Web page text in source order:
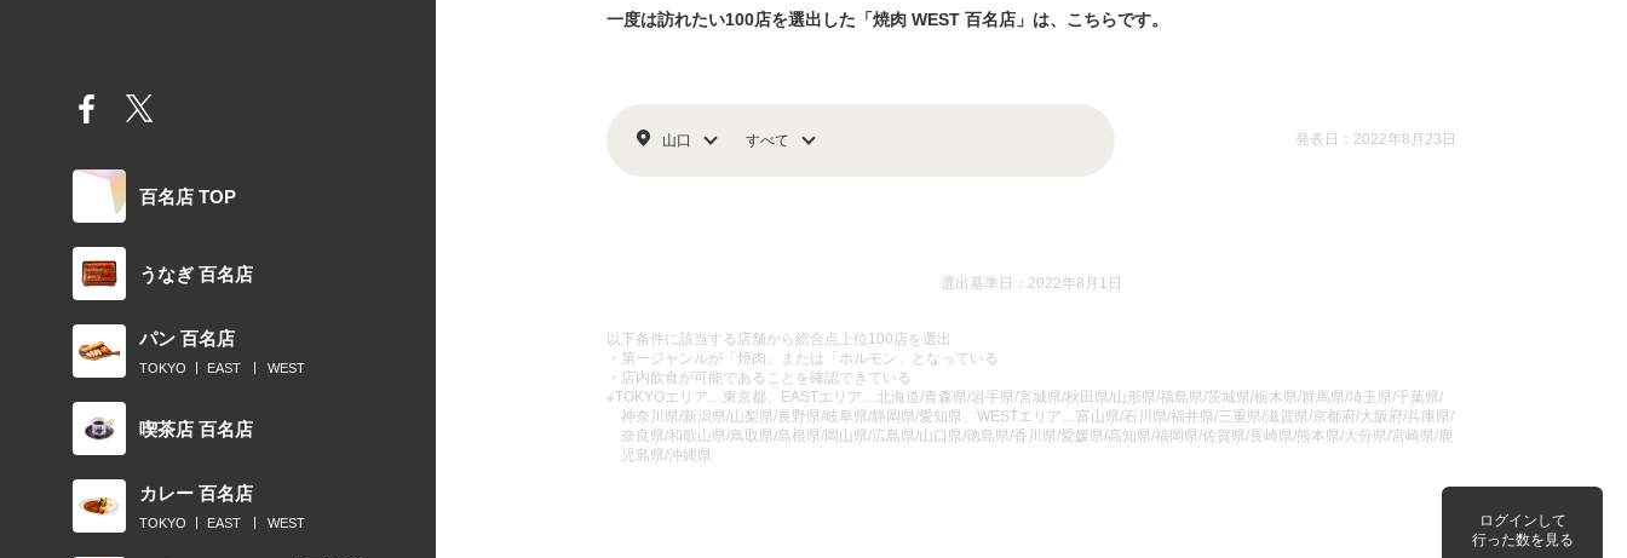
百名店 TOP
うなぎ 百名店
パン 百名店
TOKYO EAST WEST
喫茶店 百名店
カレー 百名店
TOKYO EAST WEST
一度は訪れたい100店を選出した「焼肉 WEST 百名店」は、こちらです。
山口 すべて 発表日：2022年8月23日
選出基準日：2022年8月1日
以下条件に該当する店舗から総合点上位100店を選出
・第一ジャンルが「焼肉」または「ホルモン」となっている
・店内飲食が可能であることを確認できている
※TOKYOエリア…東京都、EASTエリア…北海道/青森県/岩手県/宮城県/秋田県/山形県/福島県/茨城県/栃木県/群馬県/埼玉県/千葉県/
神奈川県/新潟県/山梨県/長野県/岐阜県/静岡県/愛知県、WESTエリア…富山県/石川県/福井県/三重県/滋賀県/京都府/大阪府/兵庫県/
奈良県/和歌山県/鳥取県/島根県/岡山県/広島県/山口県/徳島県/香川県/愛媛県/高知県/福岡県/佐賀県/長崎県/熊本県/大分県/宮崎県/鹿
児島県/沖縄県
ログインして
行った数を見る